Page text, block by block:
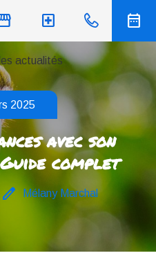
local_hospital date_range
actualités
2025
avec son
complet
edit Mélany Marchal